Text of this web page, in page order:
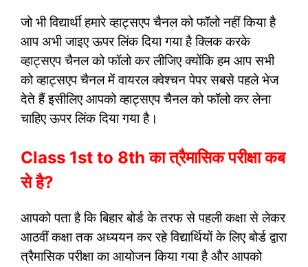
जो भी विद्यार्थी हमारे व्हाट्सएप चैनल को फॉलो नहीं किया है
आप अभी जाइए ऊपर लिंक दिया गया है क्लिक करके
व्हाट्सएप चैनल को फॉलो कर लीजिए क्योंकि हम आप सभी
को व्हाट्सएप चैनल में वायरल क्वेश्चन पेपर सबसे पहले भेज
देते हैं इसीलिए आपको व्हाट्सएप चैनल को फॉलो कर लेना
चाहिए ऊपर लिंक दिया गया है।
Class 1st to 8th का त्रैमासिक परीक्षा कब
से है?
आपको पता है कि बिहार बोर्ड के तरफ से पहली कक्षा से लेकर
आठवीं कक्षा तक अध्ययन कर रहे विद्यार्थियों के लिए बोर्ड द्वारा
त्रैमासिक परीक्षा का आयोजन किया गया है और आपको